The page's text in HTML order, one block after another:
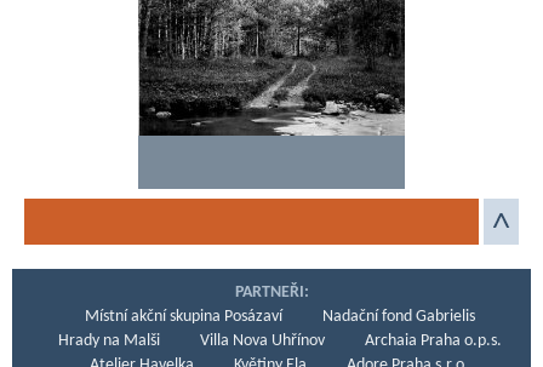
PARTNEŘI:
Místní akční skupina Posázaví
Nadační fond Gabrielis
Hrady na Malši
Villa Nova Uhřínov
Archaia Praha o.p.s.